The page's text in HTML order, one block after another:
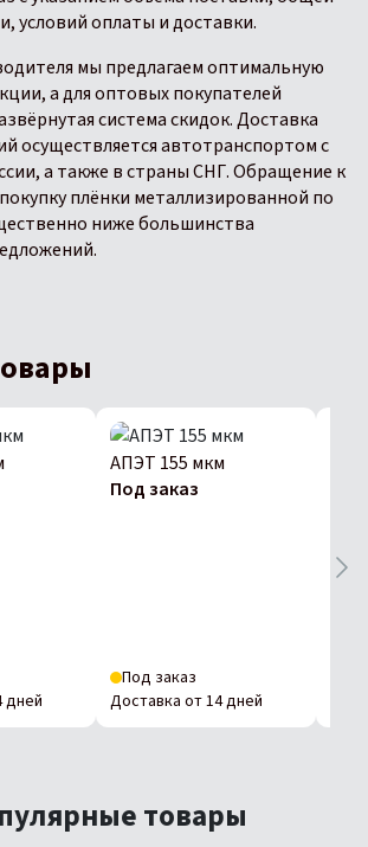
условий оплаты и доставки.
мы предлагаем оптимальную
а для оптовых покупателей
система скидок. Доставка
осуществляется автотранспортом с
а также в страны СНГ. Обращение к
плёнки металлизированной по
ниже большинства
дней
АПЭТ 155 мкм
Под заказ
Под заказ
Доставка от 14 дней
товары